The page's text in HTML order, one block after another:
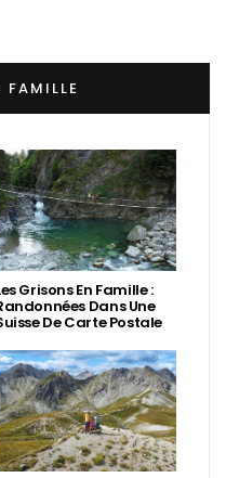
Grisons En Famille :
Dans Une
De Carte Postale